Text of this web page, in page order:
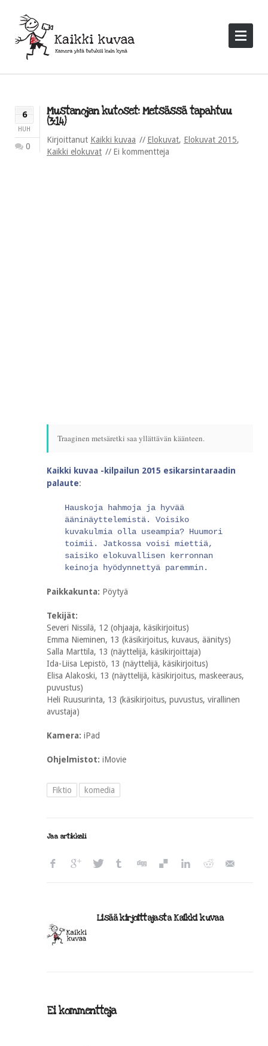
6
HUH
0
Mustanojan kutoset: Metsässä tapahtuu
(3:14)
Kirjoittanut Kaikki kuvaa Elokuvat, Elokuvat 2015,
Kaikki elokuvat
Ei kommentteja
Traaginen metsäretki saa yllättävän käänteen.
Kaikki kuvaa -kilpailun 2015 esikarsintaraadin
palaute:
Hauskoja hahmoja ja hyvää
ääninäyttelemistä. Voisiko
kuvakulmia olla useampia? Huumori
toimii. Jatkossa voisi miettiä,
saisiko elokuvallisen kerronnan
keinoja hyödynnettyä paremmin.
Paikkakunta: Pöytyä
Tekijät:
Severi Nissilä, 12 (ohjaaja, käsikirjoitus)
Emma Nieminen, 13 (käsikirjoitus, kuvaus, äänitys)
Salla Marttila, 13 (näyttelijä, käsikirjoittaja)
Ida-Liisa Lepistö, 13 (näyttelijä, käsikirjoitus)
Elisa Alakoski, 13 (näyttelijä, käsikirjoitus, maskeeraus,
puvustus)
Heli Ruusurinta, 13 (käsikirjoitus, puvustus, virallinen
avustaja)
Kamera: iPad
Ohjelmistot: iMovie
Fiktio komedia
Jaa artikkeli
Lisää kirjoittajasta Kaikki kuvaa
Ei kommentteja